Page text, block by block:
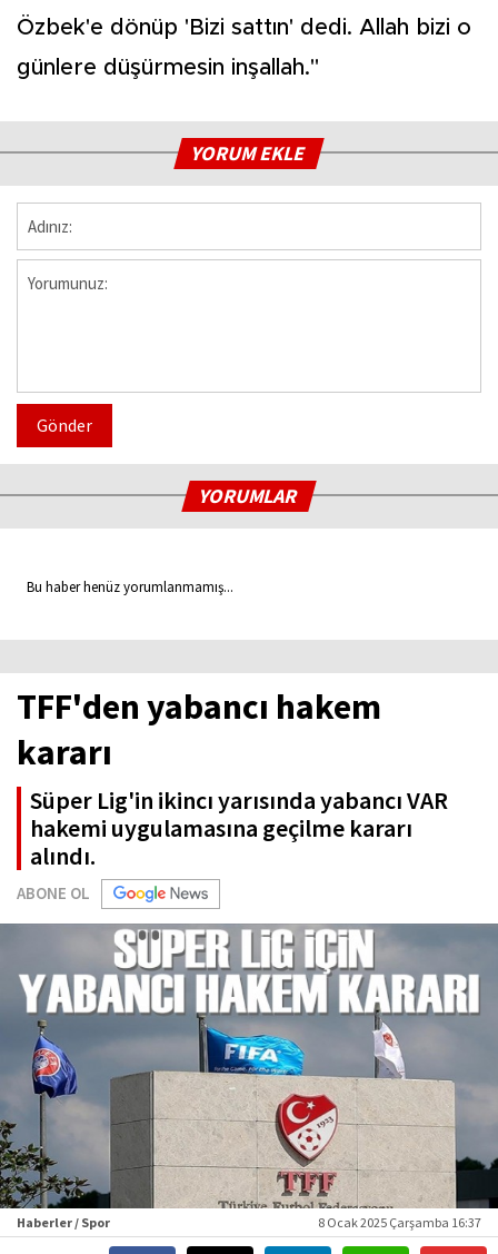
Özbek'e dönüp 'Bizi sattın' dedi. Allah bizi o
günlere düşürmesin inşallah."
YORUM EKLE
Gönder
YORUMLAR
Bu haber henüz yorumlanmamış...
TFF'den yabancı hakem
kararı
Süper Lig'in ikincı yarısında yabancı VAR
hakemi uygulamasına geçilme kararı
alındı.
ABONE OL
Haberler / Spor 8 Ocak 2025 Çarşamba 16:37